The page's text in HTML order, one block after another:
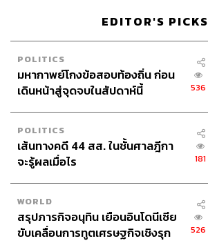
EDITOR'S PICKS
POLITICS
มหากาพย์โกงข้อสอบท้องถิ่น ก่อน
เดินหน้าสู่จุดจบในสัปดาห์นี้
536
POLITICS
เส้นทางคดี 44 สส. ในชั้นศาลฎีกา
จะรู้ผลเมื่อไร
181
WORLD
สรุปภารกิจอนุทิน เยือนอินโดนีเซีย
ขับเคลื่อนการทูตเศรษฐกิจเชิงรุก
526